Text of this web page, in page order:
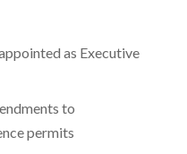
as Executive
to
permits